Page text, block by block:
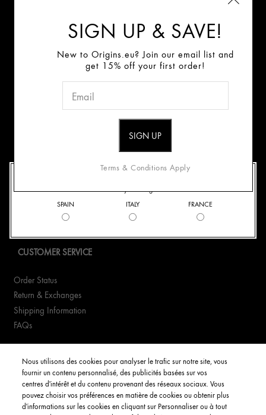
Connect With Us:
Origins Mission
+33186652322
Email Us
Manage cookies
CUSTOMER SERVICE
Order Status
Return & Exchanges
Shipping Information
FAQs
My Account
Order Status
SIGN UP & SAVE!
New to Origins.eu? Join our email list and
get 15% off your first order!
Terms & Conditions Apply
Please Select your Billing Location.
SPAIN
ITALY FRANCE
Nous utilisons des cookies pour analyser le trafic sur notre site, vous
fournir un contenu personnalisé, des publicités basées sur vos
centres d'intérêt et du contenu provenant des réseaux sociaux. Vous
pouvez choisir vos préférences en matière de cookies ou obtenir plus
d'informations sur les cookies en cliquant sur Personnaliser ou à tout